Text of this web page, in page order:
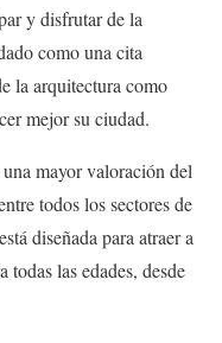
y disfrutar de la
como una cita
la arquitectura como
mejor su ciudad.
mayor valoración del
todos los sectores de
diseñada para atraer a
las edades, desde